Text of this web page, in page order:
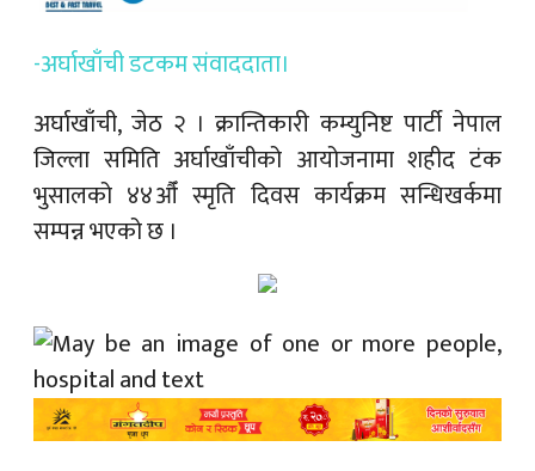
-अर्घाखाँची डटकम संवाददाता।
अर्घाखाँची, जेठ २ । क्रान्तिकारी कम्युनिष्ट पार्टी नेपाल
जिल्ला समिति अर्घाखाँचीको आयोजनामा शहीद टंक
भुसालको ४४औँ स्मृति दिवस कार्यक्रम सन्धिखर्कमा
सम्पन्न भएको छ ।